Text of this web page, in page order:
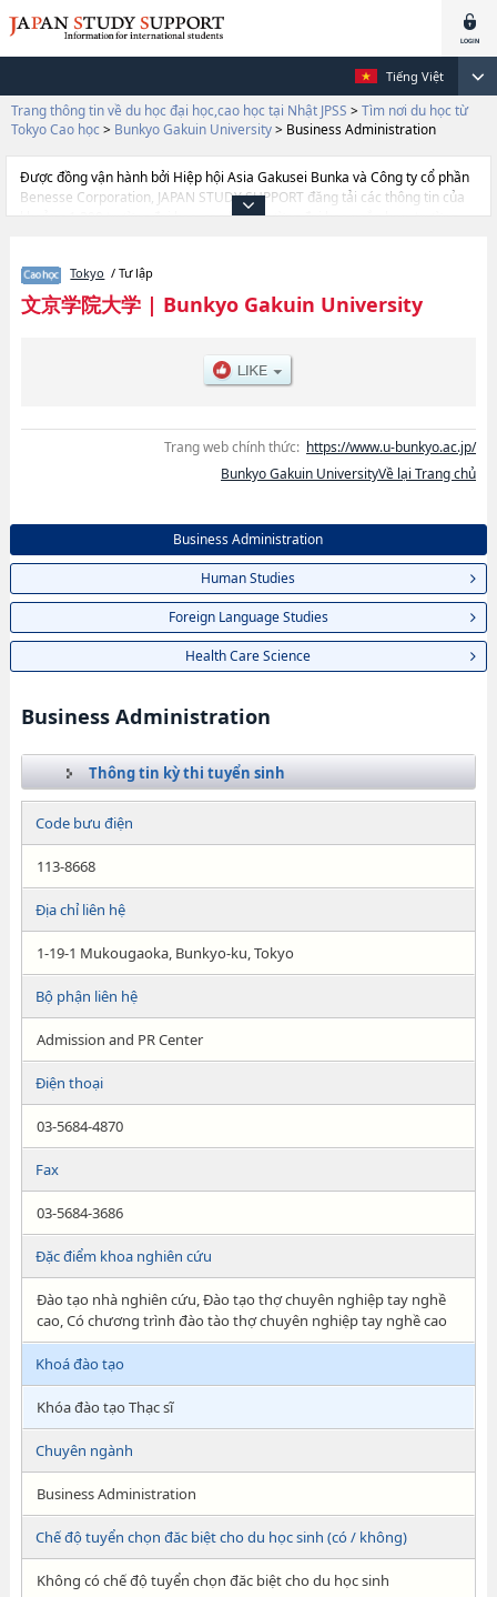
Tiếng Việt
Trang thông tin về du học đại học,cao học tại Nhật JPSS > Tìm nơi du học từ
Tokyo Cao học > Bunkyo Gakuin University> Business Administration
Được đồng vận hành bởi Hiệp hội Asia Gakusei Bunka và Công ty cổ phần
Benesse Corporation, JAPAN STUDY SUPPORT đăng tải các thông tin của
khoảng 1.300 trường đại học, cao học, trường đại học ngắn hạn, trường
thông tin cần thiết dành cho du học sinh, như là về các Business
AdministrationhoặcHuman StudieshoặcForeign Language
StudieshoặcHealth Care Science, thông tin về từng khoa nghiên cứu,
tuyển, cở sở trang thiết bị, hướng dẫn địa điểm v.v...
Tokyo / Tư lập
文京学院大学| Bunkyo Gakuin University
Trang web chính thức: https://www.u-bunkyo.ac.jp/
Bunkyo Gakuin UniversityVề lại Trang chủ
Business Administration
Human Studies
Foreign Language Studies
Health Care Science
Business Administration
Thông tin kỳ thi tuyển sinh
Code bưu điện
113-8668
Địa chỉ liên hệ
1-19-1 Mukougaoka, Bunkyo-ku, Tokyo
Bộ phận liên hệ
Admission and PR Center
Điện thoại
03-5684-4870
Fax
03-5684-3686
Đặc điểm khoa nghiên cứu
Đào tạo nhà nghiên cứu, Đào tạo thợ chuyên nghiệp tay nghề
cao, Có chương trình đào tào thợ chuyên nghiệp tay nghề cao
Khoá đào tạo
Khóa đào tạo Thạc sĩ
Chuyên ngành
Business Administration
Chế độ tuyển chọn đăc biệt cho du học sinh (có / không)
Không có chế độ tuyển chọn đăc biệt cho du học sinh